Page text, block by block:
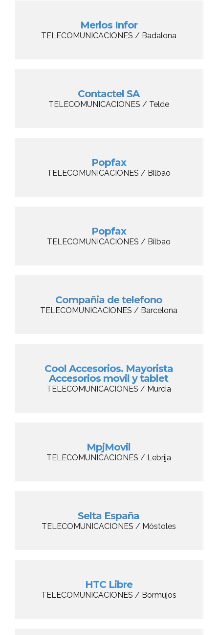
Merlos Infor
TELECOMUNICACIONES / Badalona
Contactel SA
TELECOMUNICACIONES / Telde
Popfax
TELECOMUNICACIONES / Bilbao
Popfax
TELECOMUNICACIONES / Bilbao
Compañia de telefono
TELECOMUNICACIONES / Barcelona
Cool Accesorios. Mayorista
Accesorios movil y tablet
TELECOMUNICACIONES / Murcia
MpjMovil
TELECOMUNICACIONES / Lebrija
Selta España
TELECOMUNICACIONES / Móstoles
HTC Libre
TELECOMUNICACIONES / Bormujos